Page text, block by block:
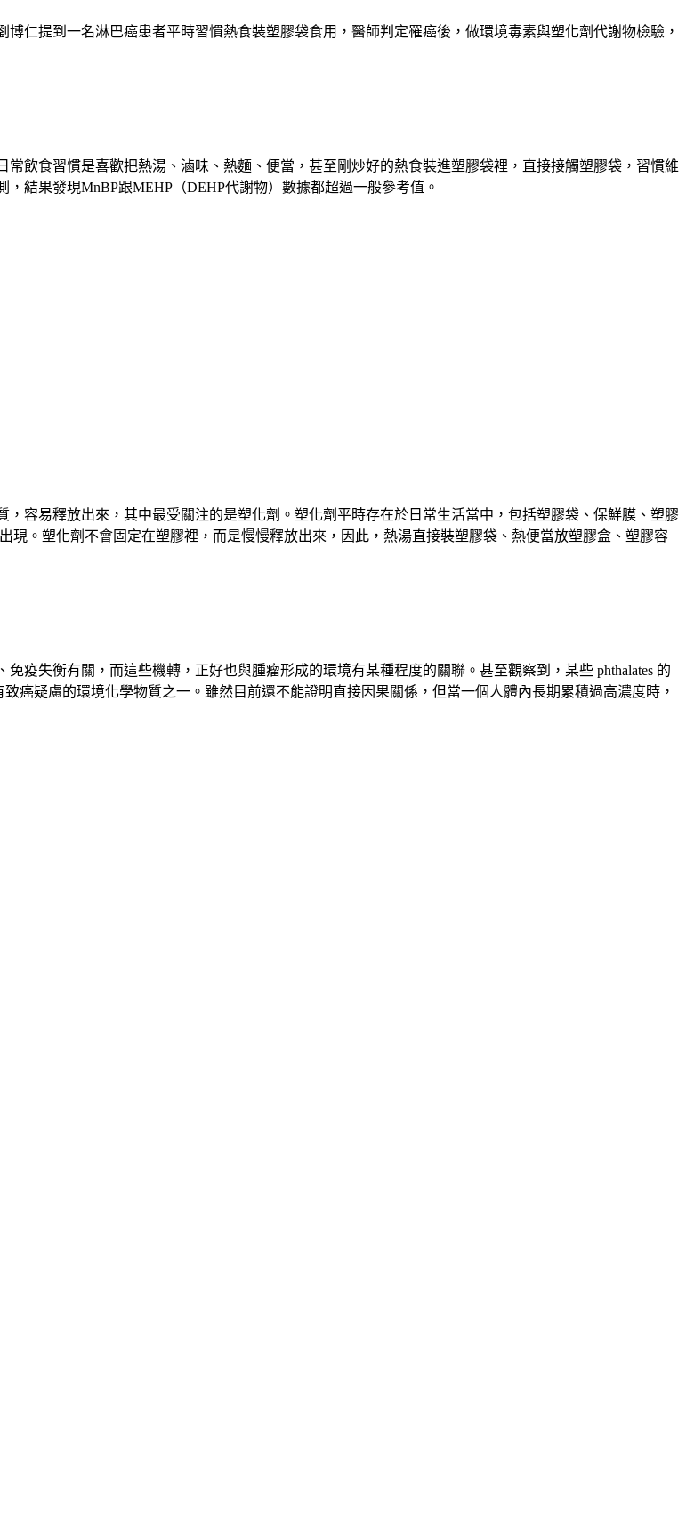
仁提到一名淋巴癌患者平時習慣熱食裝塑膠袋食用，醫師判定罹癌後，做環境毒素與塑化劑代謝物檢驗，
常飲食習慣是喜歡把熱湯、滷味、熱麵、便當，甚至剛炒好的熱食裝進塑膠袋裡，直接接觸塑膠袋，習慣維
結果發現MnBP跟MEHP（DEHP代謝物）數據都超過一般參考值。
容易釋放出來，其中最受關注的是塑化劑。塑化劑平時存在於日常生活當中，包括塑膠袋、保鮮膜、塑膠
。塑化劑不會固定在塑膠裡，而是慢慢釋放出來，因此，熱湯直接裝塑膠袋、熱便當放塑膠盒、塑膠容
疫失衡有關，而這些機轉，正好也與腫瘤形成的環境有某種程度的關聯。甚至觀察到，某些 phthalates 的
癌疑慮的環境化學物質之一。雖然目前還不能證明直接因果關係，但當一個人體內長期累積過高濃度時，